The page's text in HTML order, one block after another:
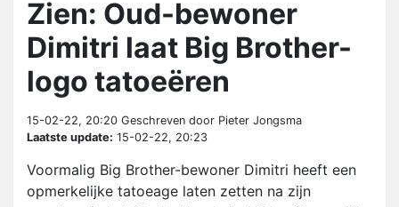
Zien: Oud-bewoner
Dimitri laat Big Brother-
logo tatoeëren
15-02-22, 20:20 Geschreven door Pieter Jongsma
Laatste update: 15-02-22, 20:23
Voormalig Big Brother-bewoner Dimitri heeft een
opmerkelijke tatoeage laten zetten na zijn